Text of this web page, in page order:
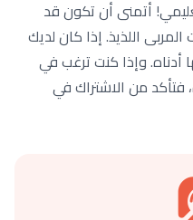
أتمنى أن تكون قد
اللذيذ. إذا كان لديك
أدناه. وإذا كنت ترغب في
فتأكد من الاشتراك في